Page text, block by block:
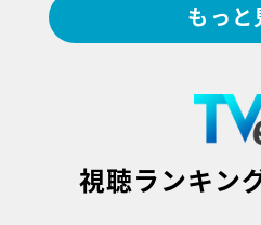
もっと
視聴ランキン